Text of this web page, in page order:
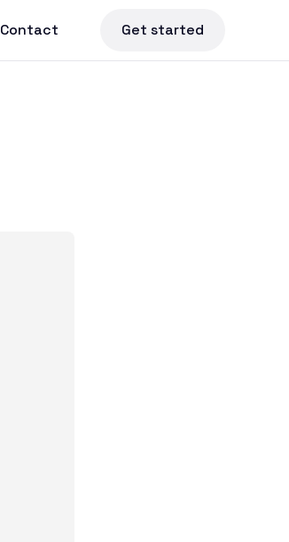
Contact Get started